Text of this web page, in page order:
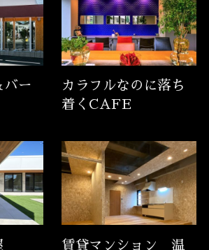
バー
カラフルなのに落ち
着くCAFE
賃貸マンション 温